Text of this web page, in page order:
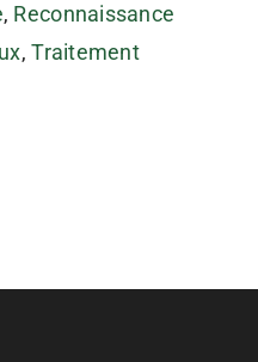
, Reconnaissance
,Traitement